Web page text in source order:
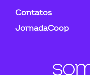
Contatos
JornadaCoop